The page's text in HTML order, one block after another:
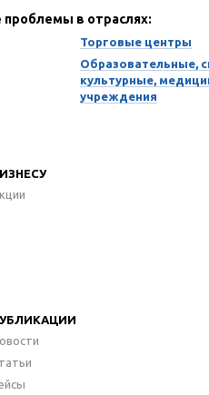
в отраслях:
Торговые центры
Образовательные,
культурные,
учреждения